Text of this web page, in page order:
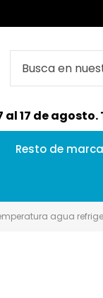
17 de
Resto de
agua